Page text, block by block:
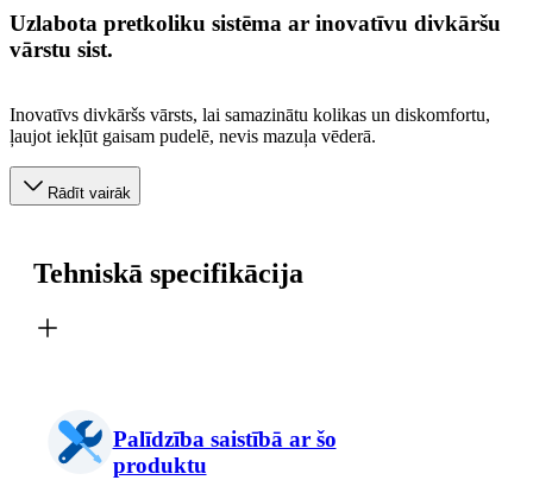
Uzlabota pretkoliku sistēma ar inovatīvu divkāršu
vārstu sist.
Inovatīvs divkāršs vārsts, lai samazinātu kolikas un diskomfortu,
ļaujot iekļūt gaisam pudelē, nevis mazuļa vēderā.
Rādīt vairāk
Tehniskā specifikācija
Palīdzība saistībā ar šo
produktu